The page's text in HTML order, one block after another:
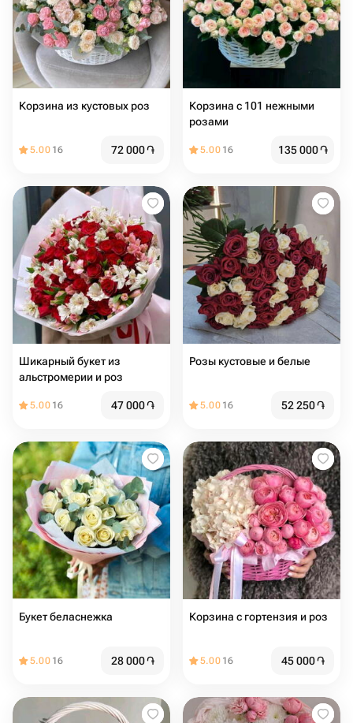
Корзина из кустовых роз
5.00 16 72 000֏
Корзина с 101 нежными
розами
5.00 16 135 000֏
Шикарный букет из
альстромерии и роз
5.00 16 47 000֏
Розы кустовые и белые
5.00 16 52 250֏
Букет беласнежка
5.00 16 28 000֏
Корзина с гортензия и роз
5.00 16 45 000֏